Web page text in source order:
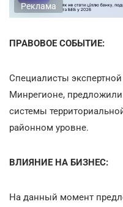
Реклама
ПРАВОВОЕ СОБЫТИЕ:
Специалисты
Минрегионе,
системы
районном уровне.
ВЛИЯНИЕ НА БИЗНЕС:
На данный момент